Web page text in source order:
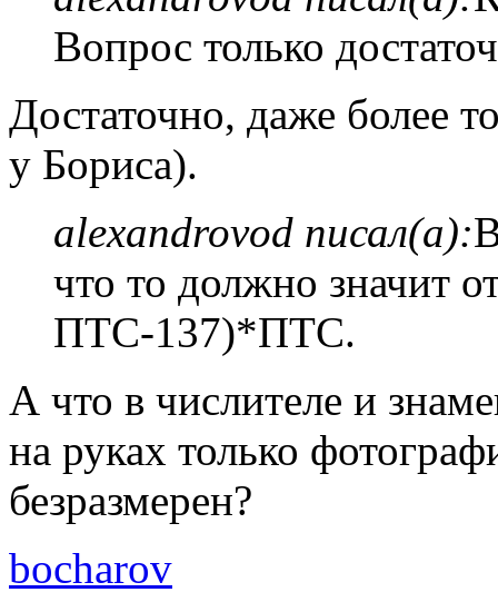
Вопрос только
Достаточно, даже более
у Бориса).
alexandrovod писал(а):
что то должно значит
ПТС-137)*ПТС.
А что в числителе и
на руках только
безразмерен?
bocharov